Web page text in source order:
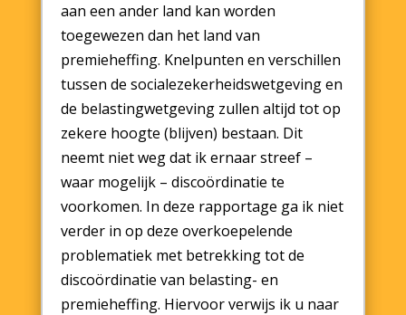
aan een ander land kan worden
toegewezen dan het land van
premieheffing. Knelpunten en verschillen
tussen de socialezekerheidswetgeving en
de belastingwetgeving zullen altijd tot op
zekere hoogte (blijven) bestaan. Dit
neemt niet weg dat ik ernaar streef –
waar mogelijk – discoördinatie te
voorkomen. In deze rapportage ga ik niet
verder in op deze overkoepelende
problematiek met betrekking tot de
discoördinatie van belasting- en
premieheffing. Hiervoor verwijs ik u naar